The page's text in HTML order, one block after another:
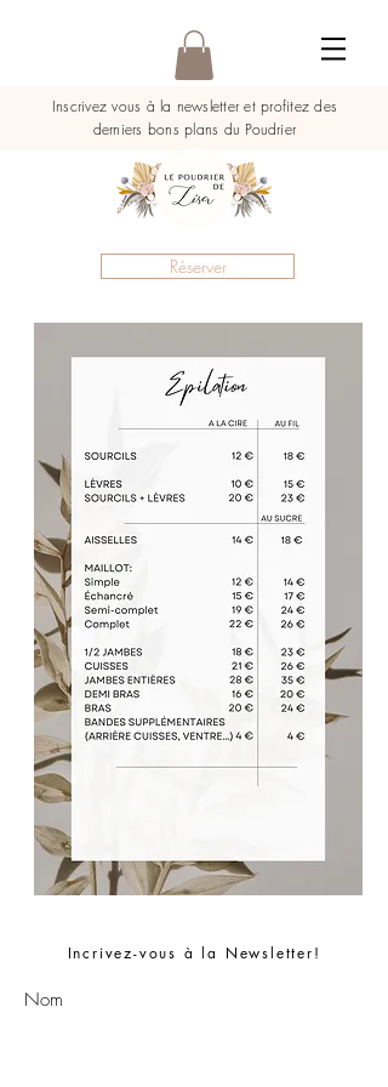
Inscrivez vous à la newsletter et profitez des
derniers bons plans du Poudrier
Réserver
Incrivez-vous à la Newsletter!